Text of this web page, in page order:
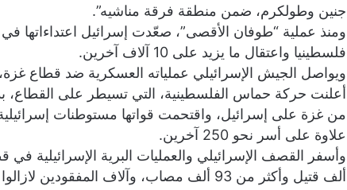
جنين وطولكرم، ضمن منطقة فرقة مناشيه”.
فلسطينيا واعتقال ما يزيد على 10 آلاف آخرين.
ويواصل الجيش الإسرائيلي عملياته العسكرية ضد قطاع
أعلنت حركة حماس الفلسطينية، التي تسيطر على القطاع،
علاوة على أسر نحو 250 آخرين.
ألف قتيل وأكثر من 93 ألف مصاب، وآلاف المفقودين لازالوا تحت الأنقاض.